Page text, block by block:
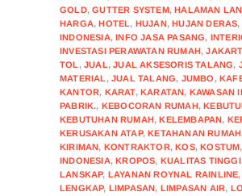
GOLD,GUTTER SYSTEM,HALAMAN
HARGA,HOTEL, HUJAN,HUJAN DERAS,
INDONESIA,INFO JASA PASANG,
INVESTASI PERAWATAN RUMAH,
TOL ,JUAL,JUAL AKSESORIS TALANG,
MATERIAL ,JUAL TALANG, JUMBO ,
KANTOR, KARAT,KARATAN, KAWASAN
PABRIK., KEBOCORAN RUMAH,
KEBUTUHAN RUMAH,KELEMBAPAN,
KERUSAKAN ATAP,KETAHANAN RUMAH
KIRIMAN, KONTRAKTOR,KOS,KOSTUM,
INDONESIA,KROPOS, KUALITAS TINGGI
LANSKAP, LAYANAN ROYNAL RAINLINE,
LENGKAP, LIMPASAN, LIMPASAN AIR,